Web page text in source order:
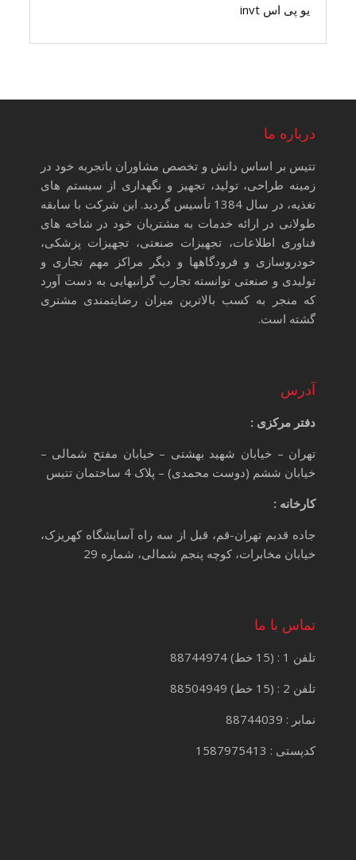
یو پی اس invt
درباره ما
تتیس بر اساس دانش و تخصص مشاوران باتجربه خود در
زمینه طراحی، تولید، تجهیز و نگهداری از سیستم های
تغذیه، در سال 1384 تأسیس گردید. این شرکت با سابقه
طولانی در ارائه خدمات به مشتریان خود در شاخه های
فناوری اطلاعات، تجهیزات صنعتی، تجهیزات پزشکی،
خودروسازی و فرودگاهها و دیگر مراکز مهم تجاری و
تولیدی و صنعتی توانسته تجارب گرانبهایی به دست آورد
که منجر به کسب بالاترین میزان رضایتمندی مشتری
گشته است.
آدرس
دفتر مرکزی :
تهران – خیابان شهید بهشتی – خیابان مفتح شمالی –
خیابان ششم (دوست محمدی) – پلاک 4 ساختمان تتیس
کارخانه :
جاده قدیم تهران-قم، قبل از سه راه آسایشگاه کهریزک،
خیابان مخابرات، کوچه پنجم شمالی، شماره 29
تماس با ما
تلفن 1 : (15 خط) 88744974
تلفن 2 : (15 خط) 88504949
نمابر : 88744039
کدپستی : 1587975413